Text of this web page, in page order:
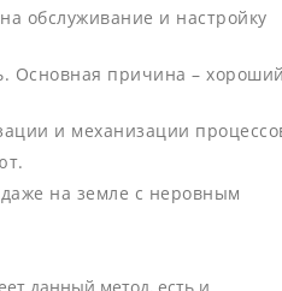
обслуживание и настройку
Основная причина –
и механизации
на земле с неровным